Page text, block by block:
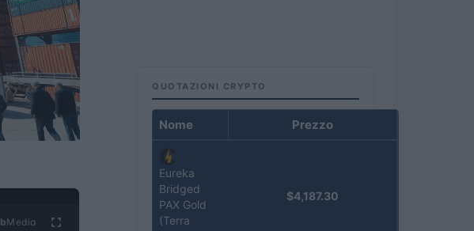
Media
QUOTAZIONI CRYPTO
Nome Prezzo
Eureka
Bridged
PAX Gold
(Terra
$4,187.30